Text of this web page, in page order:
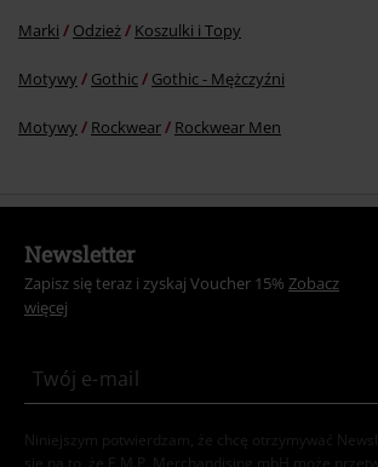
Marki Odzież Koszulki i Topy
Motywy Gothic Gothic - Mężczyźni
Motywy Rockwear Rockwear Men
Newsletter
Zapisz się teraz i zyskaj Voucher 15% Zobacz
więcej
Niniejszym potwierdzam, że chcę otrzymywać
się na to, że E.M.P. Merchandising mbH może